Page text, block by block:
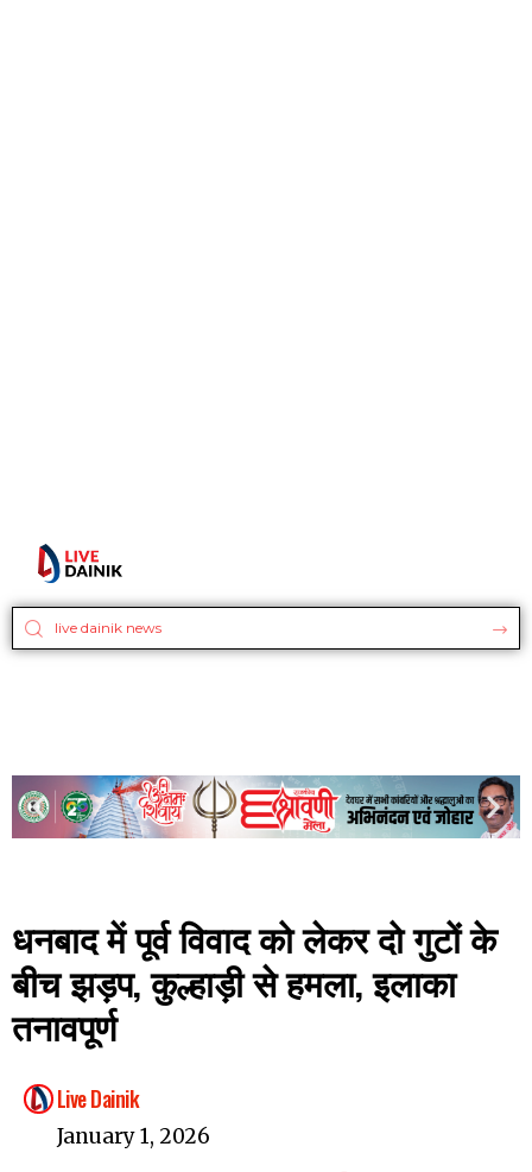
धनबाद में पूर्व विवाद को लेकर दो गुटों के
बीच झड़प, कुल्हाड़ी से हमला, इलाका
तनावपूर्ण
Live Dainik
January 1, 2026